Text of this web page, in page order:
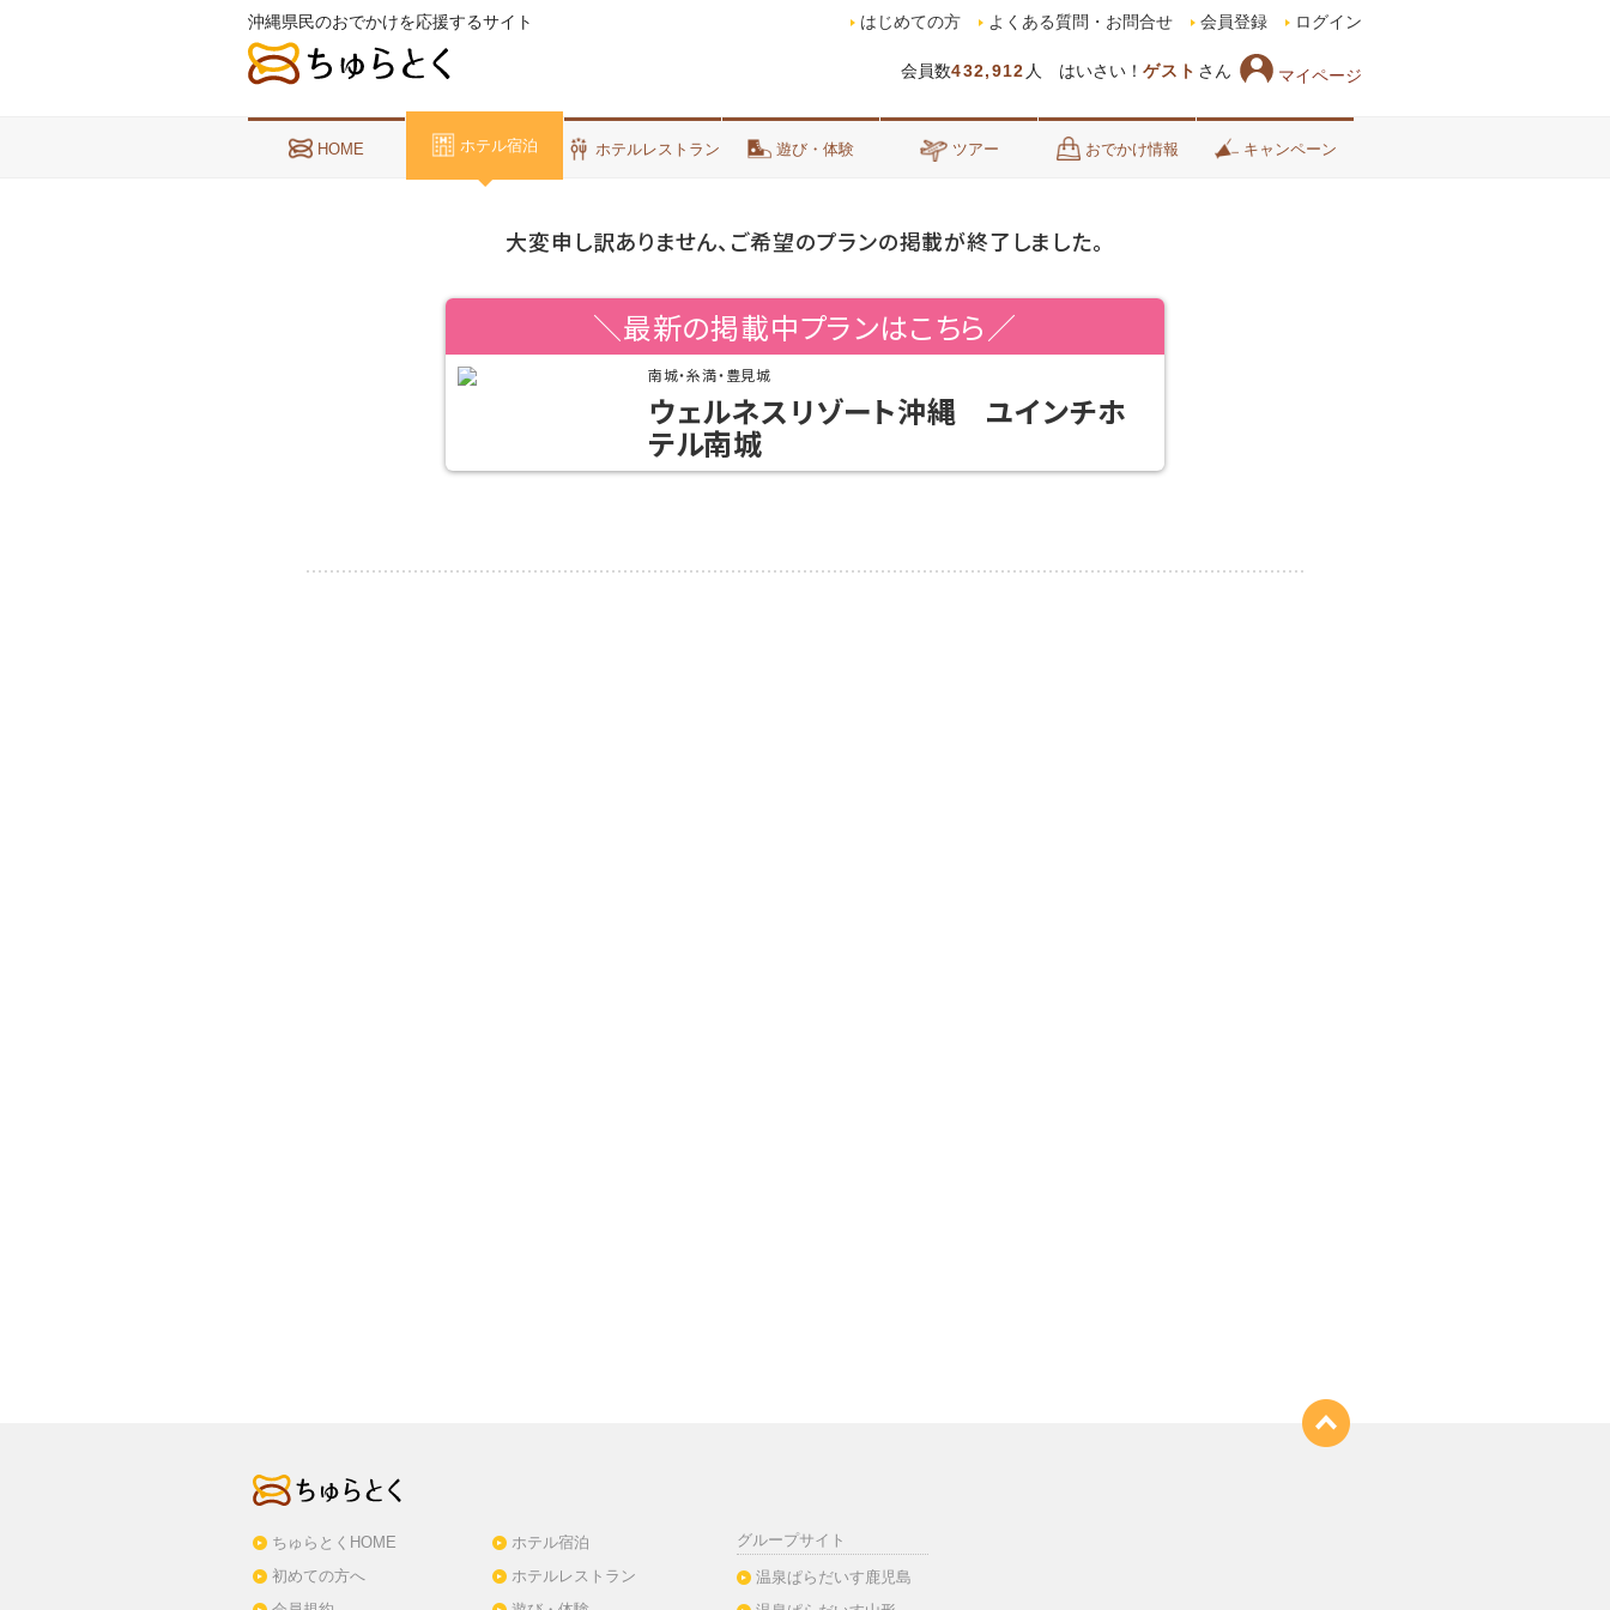
沖縄県民のおでかけを応援するサイト
会員数432,912 人 はいさい！ ゲスト さん マイページ
はじめての方 よくある質問・お問合せ 会員登録 ログイン
HOME ホテル宿泊 ホテルレストラン 遊び・体験 ツアー おでかけ情報 キャンペーン
大変申し訳ありません、ご希望のプランの掲載が終了しました。
＼最新の掲載中プランはこちら／
南城・糸満・豊見城
ウェルネスリゾート沖縄 ユインチホ
テル南城
ちゅらとくHOME
初めての方へ
ホテル宿泊
ホテルレストラン
グループサイト
温泉ぱらだいす鹿児島